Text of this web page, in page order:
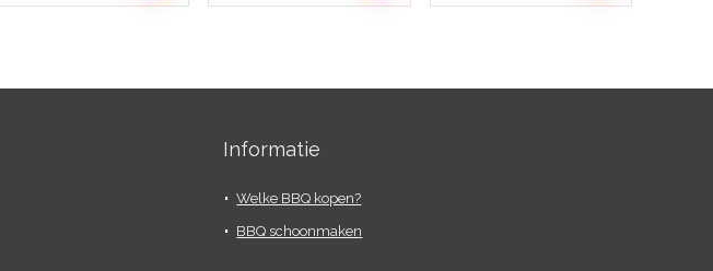
Informatie
Welke BBQ kopen?
BBQ schoonmaken